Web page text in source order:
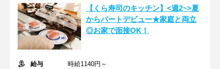
【くら寿司のキッチン】<週2~>夏
からパートデビュー★家庭と両立
◎お家で面接OK！
給与
時給1140円～